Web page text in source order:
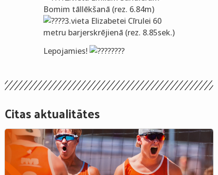
Bomim tāllēkšanā (rez. 6.84m)
3.vieta Elizabetei Cīrulei 60
metru barjerskrējienā (rez. 8.85sek.)
Lepojamies!
Citas aktualitātes